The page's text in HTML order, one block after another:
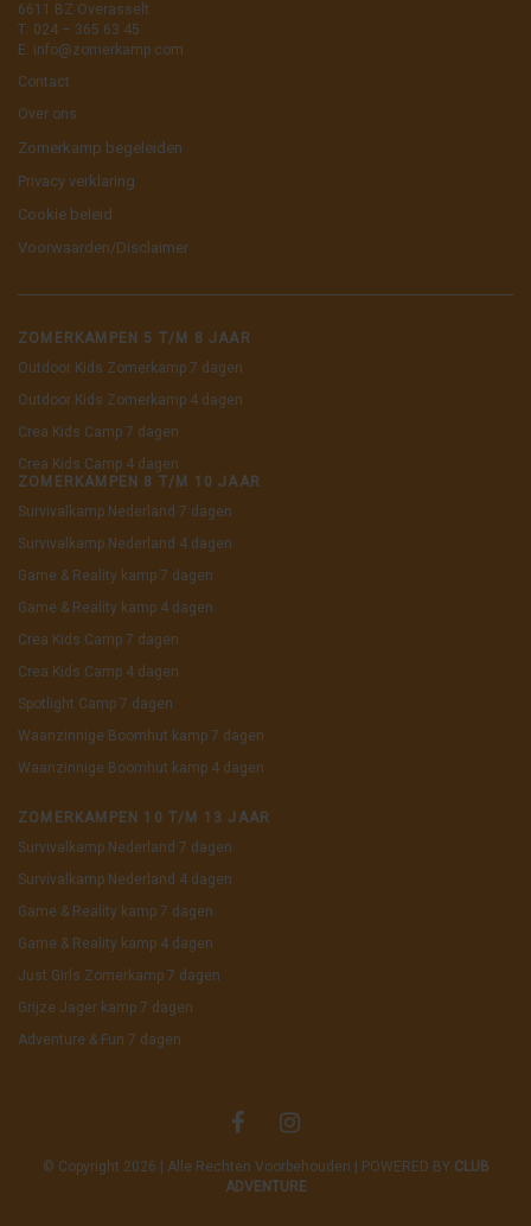
6611 BZ Overasselt
T: 024 – 365 63 45
E: info@zomerkamp.com
Contact
Over ons
Zomerkamp begeleiden
Privacy verklaring
Cookie beleid
Voorwaarden/Disclaimer
ZOMERKAMPEN 5 T/M 8 JAAR
Outdoor Kids Zomerkamp 7 dagen
Outdoor Kids Zomerkamp 4 dagen
Crea Kids Camp 7 dagen
Crea Kids Camp 4 dagen
ZOMERKAMPEN 8 T/M 10 JAAR
Survivalkamp Nederland 7 dagen
Survivalkamp Nederland 4 dagen
Game & Reality kamp 7 dagen
Game & Reality kamp 4 dagen
Crea Kids Camp 7 dagen
Crea Kids Camp 4 dagen
Spotlight Camp 7 dagen
Waanzinnige Boomhut kamp 7 dagen
Waanzinnige Boomhut kamp 4 dagen
ZOMERKAMPEN 10 T/M 13 JAAR
Survivalkamp Nederland 7 dagen
Survivalkamp Nederland 4 dagen
Game & Reality kamp 7 dagen
Game & Reality kamp 4 dagen
Just Girls Zomerkamp 7 dagen
Grijze Jager kamp 7 dagen
Adventure & Fun 7 dagen
© Copyright 2026 | Alle Rechten Voorbehouden | POWERED BY CLUB
ADVENTURE